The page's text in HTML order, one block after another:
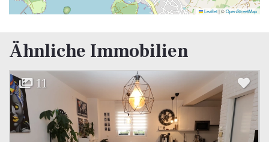
Leaflet|©OpenStreetMap
Ähnliche Immobilien
12